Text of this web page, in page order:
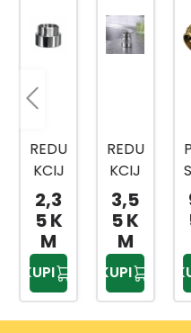
REDU
KCIJ
A
NIKL
OVA
NA
EV30
69
1/2-
2,3
5 K
M
KUPI
REDU
KCIJ
A
NIKL
OVA
NA
EV30
71
3,5
5 K
M
KUPI